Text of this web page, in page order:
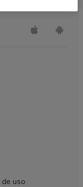
uso